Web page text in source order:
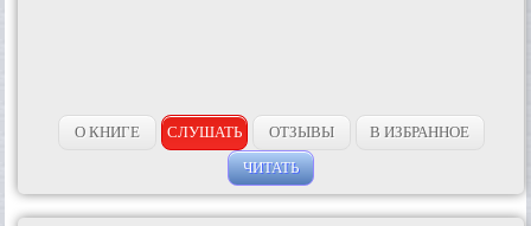
О КНИГЕ СЛУШАТЬ ОТЗЫВЫ
В ИЗБРАННОЕ
ЧИТАТЬ